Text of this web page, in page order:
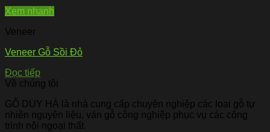
Xem nhanh
Veneer
Veneer Gỗ Sồi Đỏ
Đọc tiếp
Về chúng tôi
GỖ DUY HÀ là nhà cung cấp chuyên nghiệp các loại gỗ tự
nhiên nguyên liệu, ván gỗ công nghiệp phục vụ các công
trình nội ngoại thất.